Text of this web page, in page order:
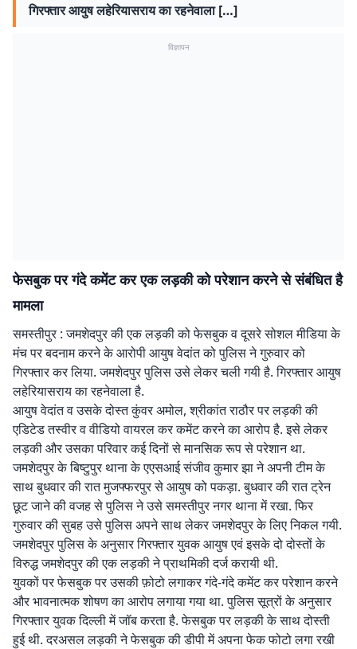
गिरफ्तार आयुष लहेरियासराय का रहनेवाला […]
विज्ञापन
फेसबुक पर गंदे कमेंट कर एक लड़की को परेशान करने से संबंधित है
मामला
समस्तीपुर : जमशेदपुर की एक लड़की को फेसबुक व दूसरे सोशल मीडिया के
मंच पर बदनाम करने के आरोपी आयुष वेदांत को पुलिस ने गुरुवार को
गिरफ्तार कर लिया. जमशेदपुर पुलिस उसे लेकर चली गयी है. गिरफ्तार आयुष
लहेरियासराय का रहनेवाला है.
आयुष वेदांत व उसके दोस्त कुंवर अमोल, श्रीकांत राठौर पर लड़की की
एडिटेड तस्वीर व वीडियो वायरल कर कमेंट करने का आरोप है. इसे लेकर
लड़की और उसका परिवार कई दिनों से मानसिक रूप से परेशान था.
जमशेदपुर के बिष्टुपुर थाना के एएसआई संजीव कुमार झा ने अपनी टीम के
साथ बुधवार की रात मुजफ्फरपुर से आयुष को पकड़ा. बुधवार की रात ट्रेन
छूट जाने की वजह से पुलिस ने उसे समस्तीपुर नगर थाना में रखा. फिर
गुरुवार की सुबह उसे पुलिस अपने साथ लेकर जमशेदपुर के लिए निकल गयी.
जमशेदपुर पुलिस के अनुसार गिरफ्तार युवक आयुष एवं इसके दो दोस्तों के
विरुद्ध जमशेदपुर की एक लड़की ने प्राथमिकी दर्ज करायी थी.
युवकों पर फेसबुक पर उसकी फ़ोटो लगाकर गंदे-गंदे कमेंट कर परेशान करने
और भावनात्मक शोषण का आरोप लगाया गया था. पुलिस सूत्रों के अनुसार
गिरफ्तार युवक दिल्ली में जॉब करता है. फेसबुक पर लड़की के साथ दोस्ती
हुई थी. दरअसल लड़की ने फेसबुक की डीपी में अपना फेक फोटो लगा रखी